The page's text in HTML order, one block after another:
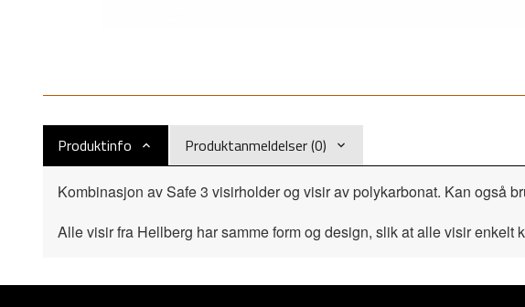
Produktinfo Produktanmeldelser (0)
Kombinasjon av Safe 3 visirholder og visir av polykarbonat. Kan også
Alle visir fra Hellberg har samme form og design, slik at alle visir